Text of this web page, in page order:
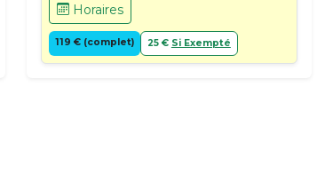
Horaires
119 € (complet) 25 € Si Exempté